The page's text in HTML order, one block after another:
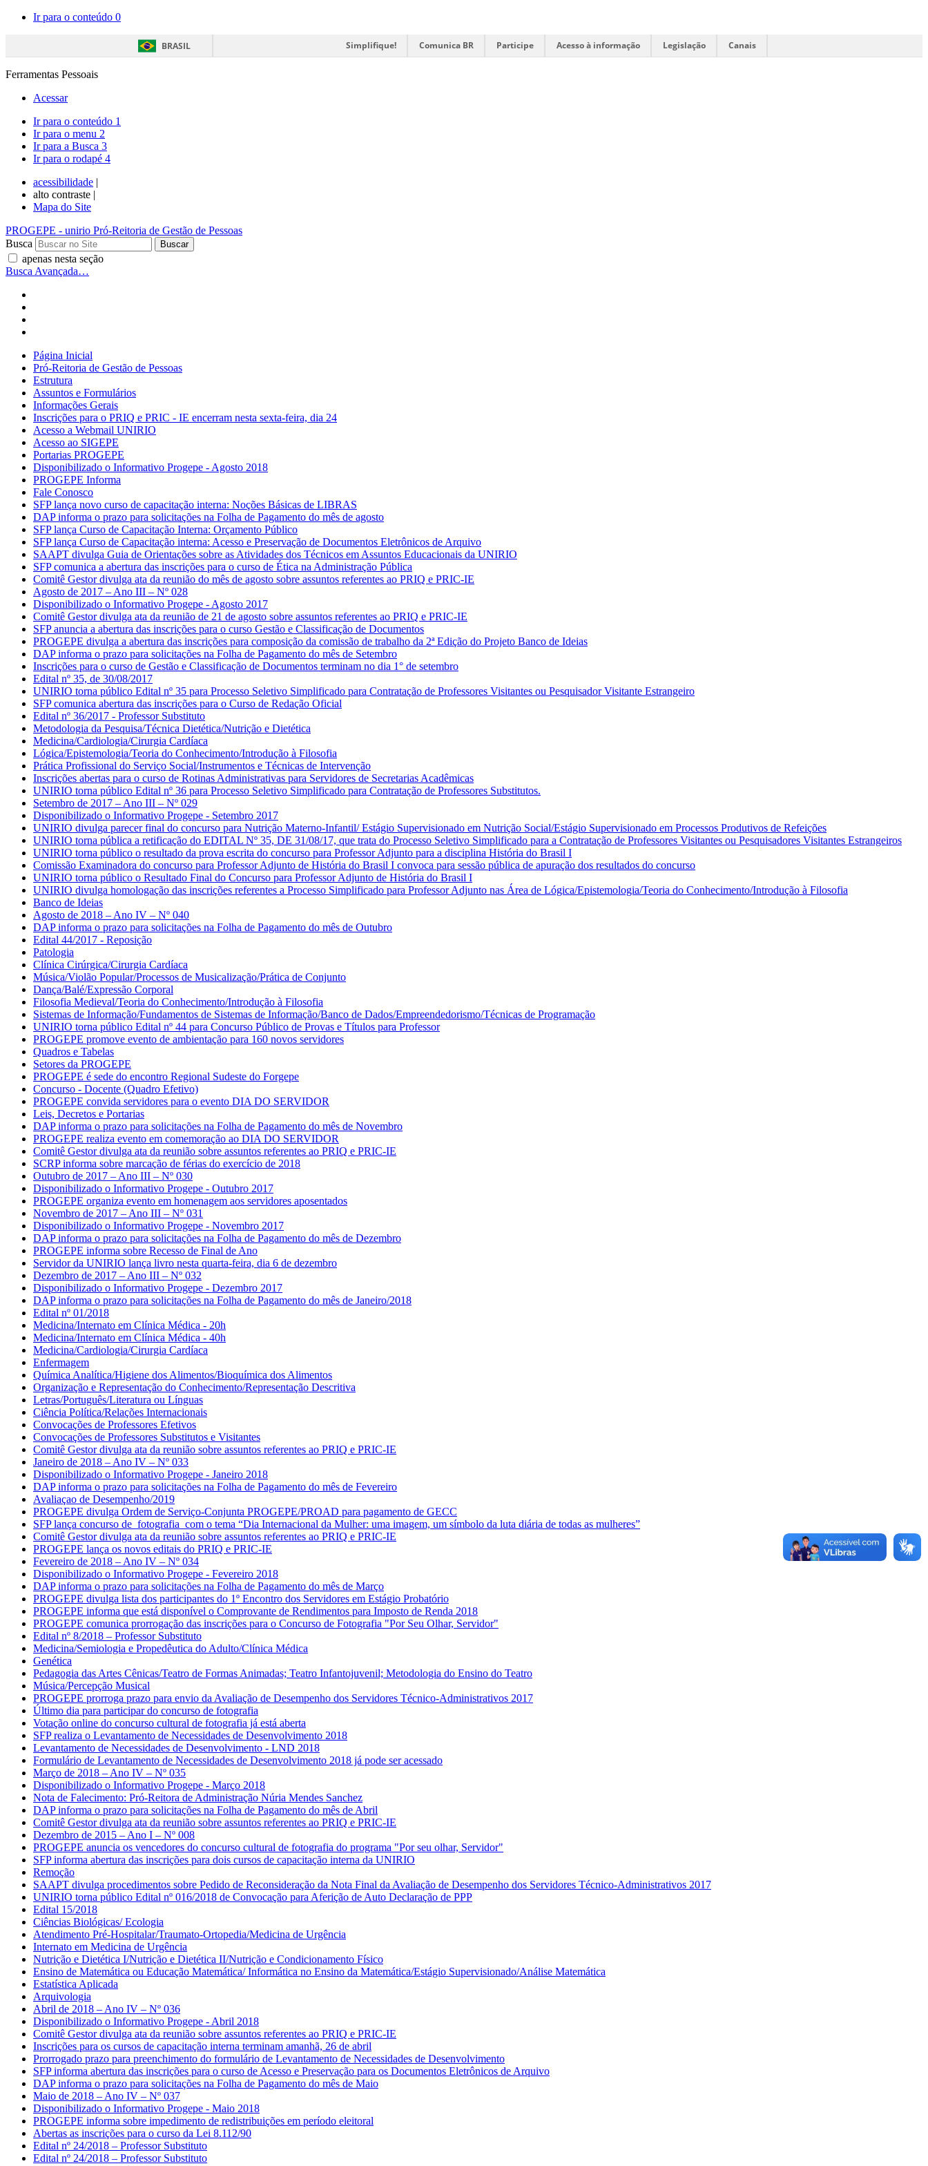
Ir para o conteúdo 0
BRASIL Simplifique! Comunica BR Participe Acesso à informação Legislação Canais
Ferramentas Pessoais
Acessar
Ir para o conteúdo 1
Ir para o menu 2
Ir para a Busca 3
Ir para o rodapé 4
acessibilidade |
alto contraste |
Mapa do Site
PROGEPE - unirio Pró-Reitoria de Gestão de Pessoas
Busca
apenas nesta seção
Busca Avançada…
Página Inicial
Pró-Reitoria de Gestão de Pessoas
Estrutura
Assuntos e Formulários
Informações Gerais
Inscrições para o PRIQ e PRIC - IE encerram nesta sexta-feira, dia 24
Acesso a Webmail UNIRIO
Acesso ao SIGEPE
Portarias PROGEPE
Disponibilizado o Informativo Progepe - Agosto 2018
PROGEPE Informa
Fale Conosco
SFP lança novo curso de capacitação interna: Noções Básicas de LIBRAS
DAP informa o prazo para solicitações na Folha de Pagamento do mês de agosto
SFP lança Curso de Capacitação Interna: Orçamento Público
SFP lança Curso de Capacitação interna: Acesso e Preservação de Documentos Eletrônicos de Arquivo
SAAPT divulga Guia de Orientações sobre as Atividades dos Técnicos em Assuntos Educacionais da UNIRIO
SFP comunica a abertura das inscrições para o curso de Ética na Administração Pública
Comitê Gestor divulga ata da reunião do mês de agosto sobre assuntos referentes ao PRIQ e PRIC-IE
Agosto de 2017 – Ano III – Nº 028
Disponibilizado o Informativo Progepe - Agosto 2017
Comitê Gestor divulga ata da reunião de 21 de agosto sobre assuntos referentes ao PRIQ e PRIC-IE
SFP anuncia a abertura das inscrições para o curso Gestão e Classificação de Documentos
PROGEPE divulga a abertura das inscrições para composição da comissão de trabalho da 2ª Edição do Projeto Banco de Ideias
DAP informa o prazo para solicitações na Folha de Pagamento do mês de Setembro
Inscrições para o curso de Gestão e Classificação de Documentos terminam no dia 1° de setembro
Edital nº 35, de 30/08/2017
UNIRIO torna público Edital nº 35 para Processo Seletivo Simplificado para Contratação de Professores Visitantes ou Pesquisador Visitante Estrangeiro
SFP comunica abertura das inscrições para o Curso de Redação Oficial
Edital nº 36/2017 - Professor Substituto
Metodologia da Pesquisa/Técnica Dietética/Nutrição e Dietética
Medicina/Cardiologia/Cirurgia Cardíaca
Lógica/Epistemologia/Teoria do Conhecimento/Introdução à Filosofia
Prática Profissional do Serviço Social/Instrumentos e Técnicas de Intervenção
Inscrições abertas para o curso de Rotinas Administrativas para Servidores de Secretarias Acadêmicas
UNIRIO torna público Edital nº 36 para Processo Seletivo Simplificado para Contratação de Professores Substitutos.
Setembro de 2017 – Ano III – Nº 029
Disponibilizado o Informativo Progepe - Setembro 2017
UNIRIO divulga parecer final do concurso para Nutrição Materno-Infantil/ Estágio Supervisionado em Nutrição Social/Estágio Supervisionado em Processos Produtivos de Refeições
UNIRIO torna pública a retificação do EDITAL Nº 35, DE 31/08/17, que trata do Processo Seletivo Simplificado para a Contratação de Professores Visitantes ou Pesquisadores Visitantes Estrangeiros
UNIRIO torna público o resultado da prova escrita do concurso para Professor Adjunto para a disciplina História do Brasil I
Comissão Examinadora do concurso para Professor Adjunto de História do Brasil I convoca para sessão pública de apuração dos resultados do concurso
UNIRIO torna público o Resultado Final do Concurso para Professor Adjunto de História do Brasil I
UNIRIO divulga homologação das inscrições referentes a Processo Simplificado para Professor Adjunto nas Área de Lógica/Epistemologia/Teoria do Conhecimento/Introdução à Filosofia
Banco de Ideias
Agosto de 2018 – Ano IV – Nº 040
DAP informa o prazo para solicitações na Folha de Pagamento do mês de Outubro
Edital 44/2017 - Reposição
Patologia
Clínica Cirúrgica/Cirurgia Cardíaca
Música/Violão Popular/Processos de Musicalização/Prática de Conjunto
Dança/Balé/Expressão Corporal
Filosofia Medieval/Teoria do Conhecimento/Introdução à Filosofia
Sistemas de Informação/Fundamentos de Sistemas de Informação/Banco de Dados/Empreendedorismo/Técnicas de Programação
UNIRIO torna público Edital nº 44 para Concurso Público de Provas e Títulos para Professor
PROGEPE promove evento de ambientação para 160 novos servidores
Quadros e Tabelas
Setores da PROGEPE
PROGEPE é sede do encontro Regional Sudeste do Forgepe
Concurso - Docente (Quadro Efetivo)
PROGEPE convida servidores para o evento DIA DO SERVIDOR
Leis, Decretos e Portarias
DAP informa o prazo para solicitações na Folha de Pagamento do mês de Novembro
PROGEPE realiza evento em comemoração ao DIA DO SERVIDOR
Comitê Gestor divulga ata da reunião sobre assuntos referentes ao PRIQ e PRIC-IE
SCRP informa sobre marcação de férias do exercício de 2018
Outubro de 2017 – Ano III – Nº 030
Disponibilizado o Informativo Progepe - Outubro 2017
PROGEPE organiza evento em homenagem aos servidores aposentados
Novembro de 2017 – Ano III – Nº 031
Disponibilizado o Informativo Progepe - Novembro 2017
DAP informa o prazo para solicitações na Folha de Pagamento do mês de Dezembro
PROGEPE informa sobre Recesso de Final de Ano
Servidor da UNIRIO lança livro nesta quarta-feira, dia 6 de dezembro
Dezembro de 2017 – Ano III – Nº 032
Disponibilizado o Informativo Progepe - Dezembro 2017
DAP informa o prazo para solicitações na Folha de Pagamento do mês de Janeiro/2018
Edital nº 01/2018
Medicina/Internato em Clínica Médica - 20h
Medicina/Internato em Clínica Médica - 40h
Medicina/Cardiologia/Cirurgia Cardíaca
Enfermagem
Química Analítica/Higiene dos Alimentos/Bioquímica dos Alimentos
Organização e Representação do Conhecimento/Representação Descritiva
Letras/Português/Literatura ou Línguas
Ciência Política/Relações Internacionais
Convocações de Professores Efetivos
Convocações de Professores Substitutos e Visitantes
Comitê Gestor divulga ata da reunião sobre assuntos referentes ao PRIQ e PRIC-IE
Janeiro de 2018 – Ano IV – Nº 033
Disponibilizado o Informativo Progepe - Janeiro 2018
DAP informa o prazo para solicitações na Folha de Pagamento do mês de Fevereiro
Avaliaçao de Desempenho/2019
PROGEPE divulga Ordem de Serviço-Conjunta PROGEPE/PROAD para pagamento de GECC
SFP lança concurso de fotografia com o tema “Dia Internacional da Mulher: uma imagem, um símbolo da luta diária de todas as mulheres”
Comitê Gestor divulga ata da reunião sobre assuntos referentes ao PRIQ e PRIC-IE
PROGEPE lança os novos editais do PRIQ e PRIC-IE
Fevereiro de 2018 – Ano IV – Nº 034
Disponibilizado o Informativo Progepe - Fevereiro 2018
DAP informa o prazo para solicitações na Folha de Pagamento do mês de Março
PROGEPE divulga lista dos participantes do 1º Encontro dos Servidores em Estágio Probatório
PROGEPE informa que está disponível o Comprovante de Rendimentos para Imposto de Renda 2018
PROGEPE comunica prorrogação das inscrições para o Concurso de Fotografia "Por Seu Olhar, Servidor"
Edital nº 8/2018 – Professor Substituto
Medicina/Semiologia e Propedêutica do Adulto/Clínica Médica
Genética
Pedagogia das Artes Cênicas/Teatro de Formas Animadas; Teatro Infantojuvenil; Metodologia do Ensino do Teatro
Música/Percepção Musical
PROGEPE prorroga prazo para envio da Avaliação de Desempenho dos Servidores Técnico-Administrativos 2017
Último dia para participar do concurso de fotografia
Votação online do concurso cultural de fotografia já está aberta
SFP realiza o Levantamento de Necessidades de Desenvolvimento 2018
Levantamento de Necessidades de Desenvolvimento - LND 2018
Formulário de Levantamento de Necessidades de Desenvolvimento 2018 já pode ser acessado
Março de 2018 – Ano IV – Nº 035
Disponibilizado o Informativo Progepe - Março 2018
Nota de Falecimento: Pró-Reitora de Administração Núria Mendes Sanchez
DAP informa o prazo para solicitações na Folha de Pagamento do mês de Abril
Comitê Gestor divulga ata da reunião sobre assuntos referentes ao PRIQ e PRIC-IE
Dezembro de 2015 – Ano I – Nº 008
PROGEPE anuncia os vencedores do concurso cultural de fotografia do programa "Por seu olhar, Servidor"
SFP informa abertura das inscrições para dois cursos de capacitação interna da UNIRIO
Remoção
SAAPT divulga procedimentos sobre Pedido de Reconsideração da Nota Final da Avaliação de Desempenho dos Servidores Técnico-Administrativos 2017
UNIRIO torna público Edital nº 016/2018 de Convocação para Aferição de Auto Declaração de PPP
Edital 15/2018
Ciências Biológicas/ Ecologia
Atendimento Pré-Hospitalar/Traumato-Ortopedia/Medicina de Urgência
Internato em Medicina de Urgência
Nutrição e Dietética I/Nutrição e Dietética II/Nutrição e Condicionamento Físico
Ensino de Matemática ou Educação Matemática/ Informática no Ensino da Matemática/Estágio Supervisionado/Análise Matemática
Estatística Aplicada
Arquivologia
Abril de 2018 – Ano IV – Nº 036
Disponibilizado o Informativo Progepe - Abril 2018
Comitê Gestor divulga ata da reunião sobre assuntos referentes ao PRIQ e PRIC-IE
Inscrições para os cursos de capacitação interna terminam amanhã, 26 de abril
Prorrogado prazo para preenchimento do formulário de Levantamento de Necessidades de Desenvolvimento
SFP informa abertura das inscrições para o curso de Acesso e Preservação para os Documentos Eletrônicos de Arquivo
DAP informa o prazo para solicitações na Folha de Pagamento do mês de Maio
Maio de 2018 – Ano IV – Nº 037
Disponibilizado o Informativo Progepe - Maio 2018
PROGEPE informa sobre impedimento de redistribuições em período eleitoral
Abertas as inscrições para o curso da Lei 8.112/90
Edital nº 24/2018 – Professor Substituto
Edital nº 24/2018 – Professor Substituto